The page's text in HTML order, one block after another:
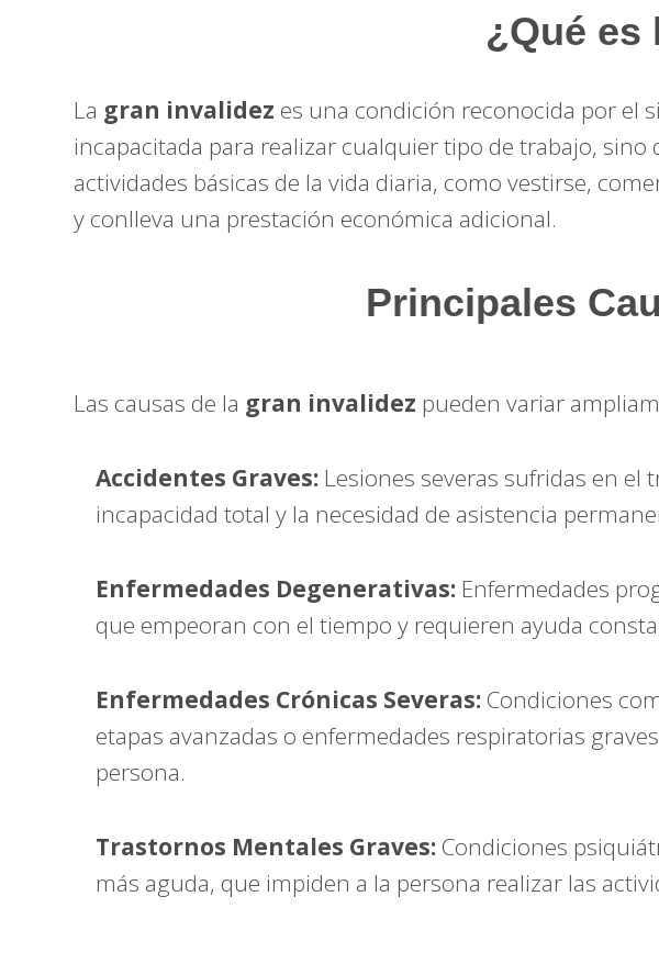
¿Qué es
La gran invalidez es una condición reconocida por el
incapacitada para realizar cualquier tipo de trabajo,
actividades básicas de la vida diaria, como vestirse,
y conlleva una prestación económica adicional.
Principales
Las causas de la gran invalidez pueden variar
Accidentes Graves: Lesiones severas sufridas en el
incapacidad total y la necesidad de asistencia
Enfermedades Degenerativas: Enfermedades
que empeoran con el tiempo y requieren ayuda
Enfermedades Crónicas Severas: Condiciones
etapas avanzadas o enfermedades respiratorias
persona.
Trastornos Mentales Graves: Condiciones
más aguda, que impiden a la persona realizar las